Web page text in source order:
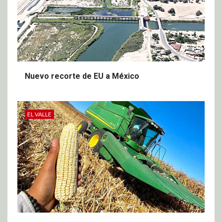
Nuevo recorte de EU a México
EL VALLE